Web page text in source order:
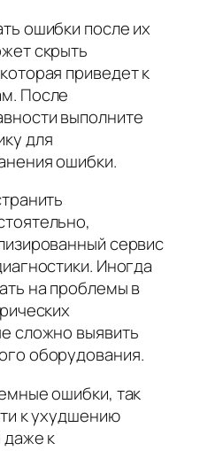
ошибки после их
скрыть
приведет к
После
выполните
для
ошибки.
сервис
Иногда
на проблемы в
сложно выявить
оборудования.
ошибки, так
к ухудшению
даже к